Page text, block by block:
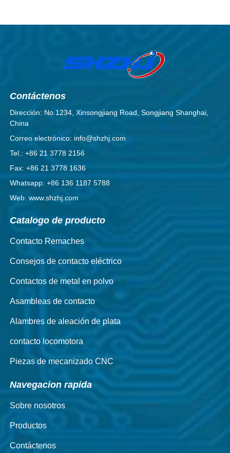
Contáctenos
Dirección: No.1234, Xinsongjiang Road, Songjiang Shanghai,
China
Correo electrónico: info@shzhj.com
Tel.: +86 21 3778 2156
Fax: +86 21 3778 1636
Whatsapp: +86 136 1187 5788
Web: www.shzhj.com
Catalogo de producto
Contacto Remaches
Consejos de contacto eléctrico
Contactos de metal en polvo
Asambleas de contacto
Alambres de aleación de plata
contacto locomotora
Piezas de mecanizado CNC
Navegacion rapida
Sobre nosotros
Productos
Contáctenos